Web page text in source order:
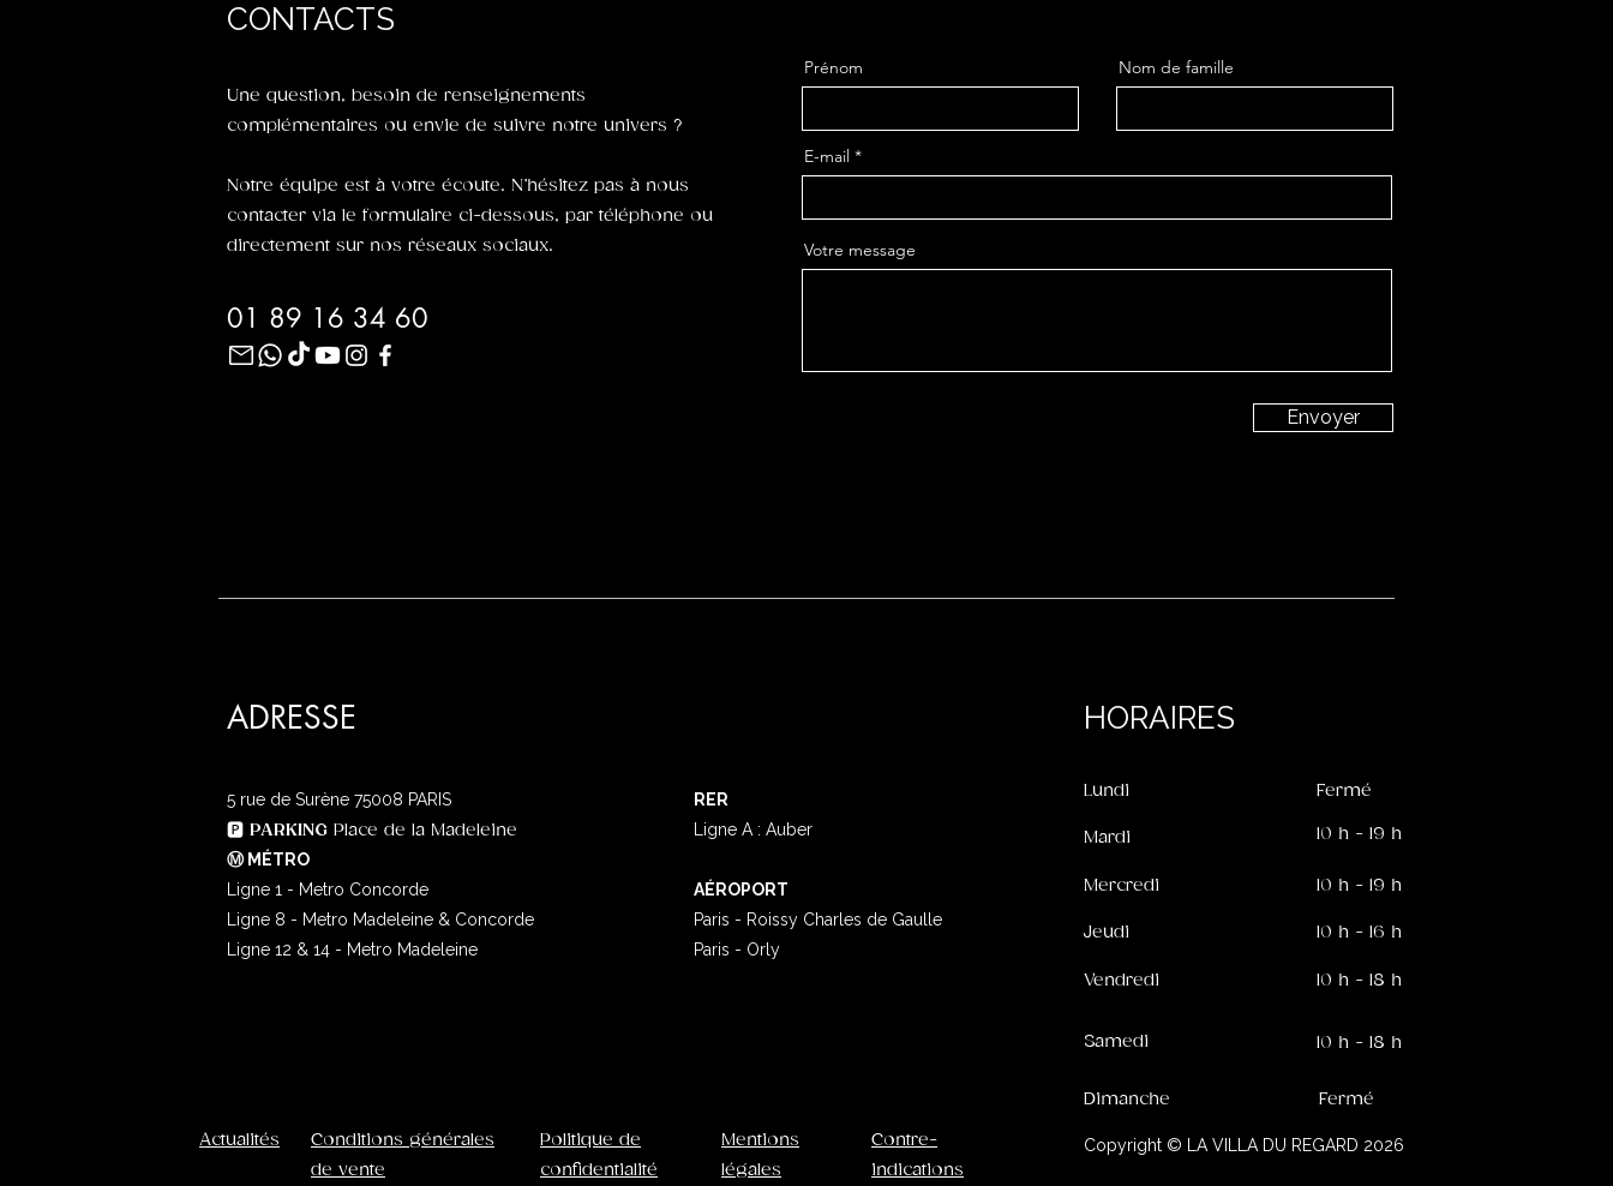
CONTACTS
Une question, besoin de renseignements
complémentaires ou envie de suivre notre univers ?
Notre équipe est à votre écoute. N’hésitez pas à nous
contacter via le formulaire ci-dessous, par téléphone ou
directement sur nos réseaux sociaux.
01 89 16 34 60
Prénom Nom de famille
E-mail
Votre message
Envoyer
ADRESSE
5 rue de Surène 75008 PARIS
🅿️ PARKING Place de la Madeleine
Ⓜ️ MÉTRO
Ligne 1 - Metro Concorde
Ligne 8 - Metro Madeleine & Concorde
Ligne 12 & 14 - Metro Madeleine
RER
Ligne A : Auber
AÉROPORT
Paris - Roissy Charles de Gaulle
Paris - Orly
Actualités
Conditions générales
de vente
Politique de
confidentialité
Mentions
légales
Contre-
indications
HORAIRES
Lundi
Mardi
Mercredi
Jeudi
Fermé
10 h - 19 h
10 h - 19 h
10 h - 16 h
Samedi
Dimanche
10 h - 18 h
Fermé
Vendredi 10 h - 18 h
Copyright ©️ LA VILLA DU REGARD 2026